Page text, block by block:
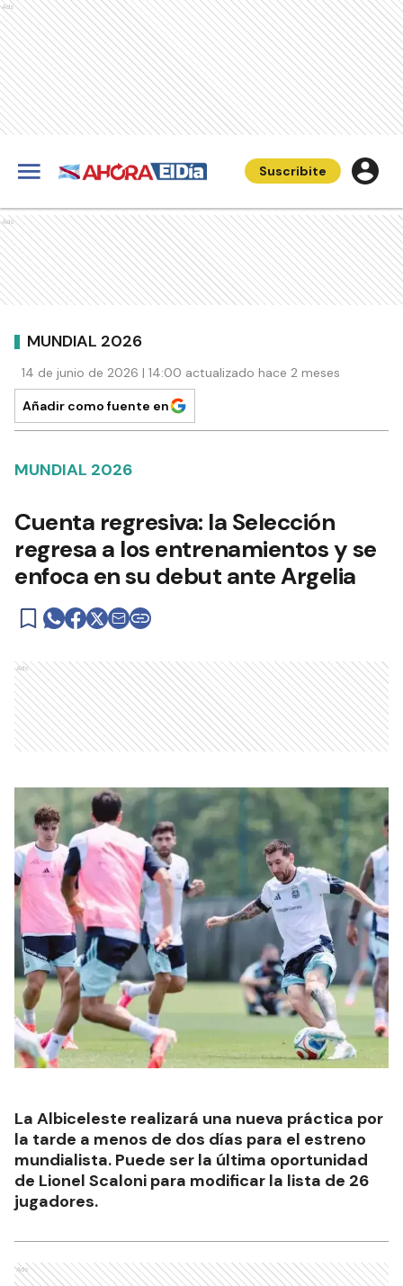
Ads
Suscribite
Ads
MUNDIAL 2026
14 de junio de 2026 | 14:00 actualizado hace 2 meses
Añadir como fuente en
MUNDIAL 2026
Cuenta regresiva: la Selección
regresa a los entrenamientos y se
enfoca en su debut ante Argelia
Ads
La Albiceleste realizará una nueva práctica por
la tarde a menos de dos días para el estreno
mundialista. Puede ser la última oportunidad
de Lionel Scaloni para modificar la lista de 26
jugadores.
Ads